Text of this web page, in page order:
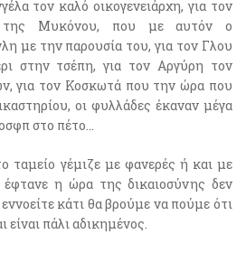
τον καλό οικογενειάρχη, για τον
της Μυκόνου, που με αυτόν ο
με την παρουσία του, για τον Γλου
στην τσέπη, για τον Αργύρη τον
για τον Κοσκωτά που την ώρα που
οι φυλλάδες έκαναν μέγα
στο πέτο…
ταμείο γέμιζε με φανερές ή και με
έφτανε η ώρα της δικαιοσύνης δεν
κάτι θα βρούμε να πούμε ότι
είναι πάλι αδικημένος.